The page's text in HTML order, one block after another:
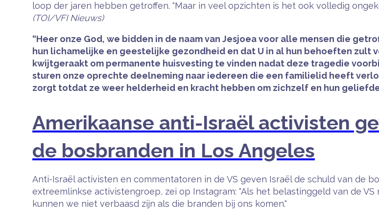
loop der jaren hebben getroffen. "Maar in veel opzichten is het ook volledig
(TOI/VFI Nieuws)
“Heer onze God, we bidden in de naam van Jesjoea voor alle mensen die
hun lichamelijke en geestelijke gezondheid en dat U in al hun behoeften zult
kwijtgeraakt om permanente huisvesting te vinden nadat deze tragedie
sturen onze oprechte deelneming naar iedereen die een familielid heeft
zorgt totdat ze weer helderheid en kracht hebben om zichzelf en hun
Amerikaanse anti-Israël activisten
de bosbranden in Los Angeles
Anti-Israël activisten en commentatoren in de VS geven Israël de schuld van de
extreemlinkse activistengroep, zei op Instagram: "Als het belastinggeld van de
kunnen we niet verbaasd zijn als die branden bij ons komen."